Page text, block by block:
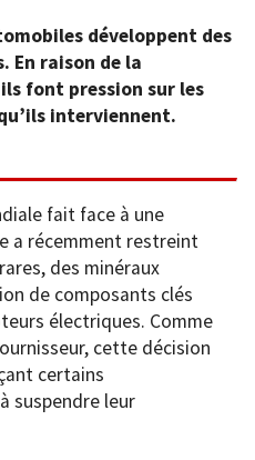
développent des
En raison de la
font pression sur les
interviennent.
fait face à une
a récemment restreint
des minéraux
de composants clés
électriques. Comme
cette décision
certains
suspendre leur